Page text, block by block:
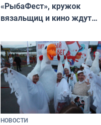
«РыбаФест», кружок
вязальщиц и кино ждут
НОВОСТИ